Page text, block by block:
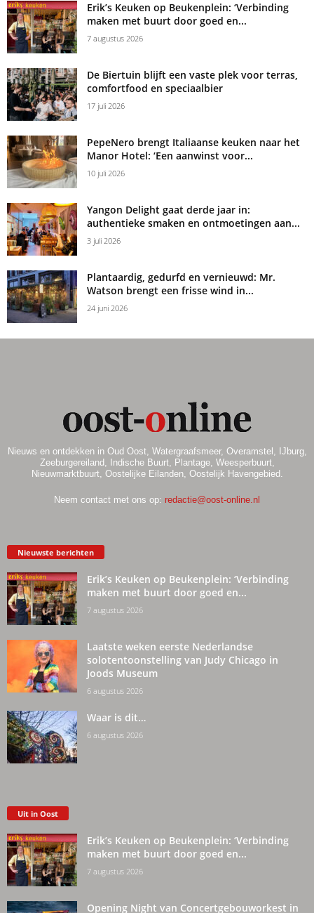
Erik’s Keuken op Beukenplein: ‘Verbinding
maken met buurt door goed en...
7 augustus 2026
De Biertuin blijft een vaste plek voor terras,
comfortfood en speciaalbier
17 juli 2026
PepeNero brengt Italiaanse keuken naar het
Manor Hotel: ‘Een aanwinst voor...
10 juli 2026
Yangon Delight gaat derde jaar in:
authentieke smaken en ontmoetingen aan...
3 juli 2026
Plantaardig, gedurfd en vernieuwd: Mr.
Watson brengt een frisse wind in...
24 juni 2026
Nieuws en ontdekken in Oud Oost, Watergraafsmeer, Overamstel, IJburg,
Zeeburgereiland, Indische Buurt, Plantage, Weesperbuurt,
Nieuwmarktbuurt, Oostelijke Eilanden, Oostelijk Havengebied.
Neem contact met ons op: redactie@oost-online.nl
Nieuwste berichten
Erik’s Keuken op Beukenplein: ‘Verbinding
maken met buurt door goed en...
7 augustus 2026
Laatste weken eerste Nederlandse
solotentoonstelling van Judy Chicago in
Joods Museum
6 augustus 2026
Waar is dit…
6 augustus 2026
Uit in Oost
Erik’s Keuken op Beukenplein: ‘Verbinding
maken met buurt door goed en...
7 augustus 2026
Opening Night van Concertgebouworkest in